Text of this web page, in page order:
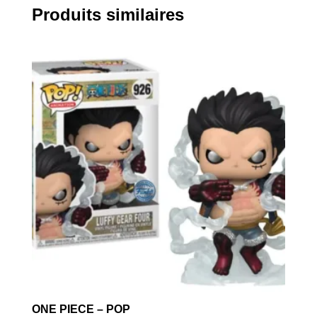
Produits similaires
ONE PIECE – POP